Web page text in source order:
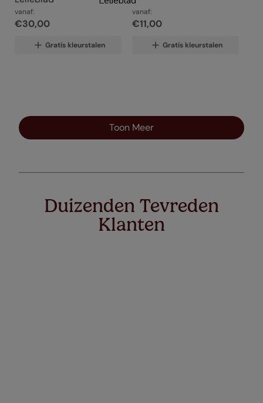
vanaf:
€30,00
Gratis kleurstalen
vanaf:
€11,00
Gratis kleurstalen
Toon Meer
Duizenden Tevreden
Klanten